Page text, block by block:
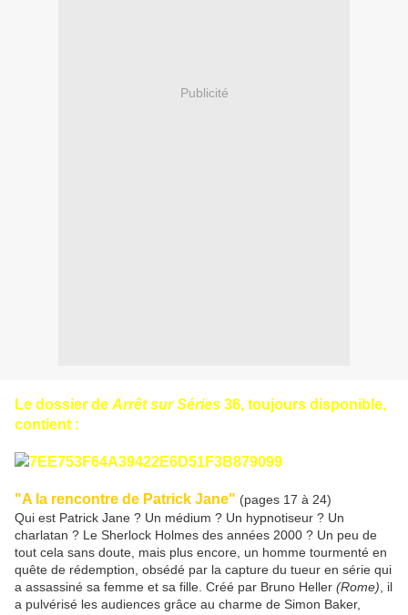
Publicité
Le dossier de Arrêt sur Séries 36, toujours disponible,
contient :
"A la rencontre de Patrick Jane" (pages 17 à 24)
Qui est Patrick Jane ? Un médium ? Un hypnotiseur ? Un
charlatan ? Le Sherlock Holmes des années 2000 ? Un peu de
tout cela sans doute, mais plus encore, un homme tourmenté en
quête de rédemption, obsédé par la capture du tueur en série qui
a assassiné sa femme et sa fille. Créé par Bruno Heller (Rome) , il
a pulvérisé les audiences grâce au charme de Simon Baker,